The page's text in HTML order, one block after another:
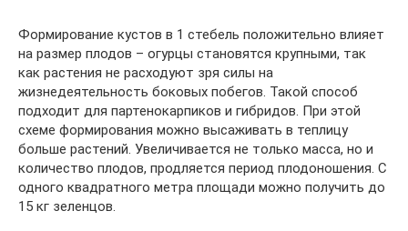
Формирование кустов в 1 стебель положительно влияет
на размер плодов – огурцы становятся крупными, так
как растения не расходуют зря силы на
жизнедеятельность боковых побегов. Такой способ
подходит для партенокарпиков и гибридов. При этой
схеме формирования можно высаживать в теплицу
больше растений. Увеличивается не только масса, но и
количество плодов, продляется период плодоношения. С
одного квадратного метра площади можно получить до
15 кг зеленцов.